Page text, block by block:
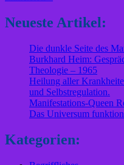
Neueste Artikel:
Die dunkle Seite des
Burkhard Heim:
Theologie – 1965
Heilung aller
und Selbstregulation.
Manifestations-Queen
Das Universum
Kategorien: